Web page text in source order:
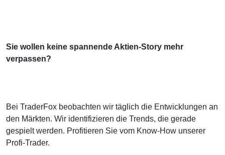
Sie wollen keine spannende Aktien-Story mehr
verpassen?
Bei TraderFox beobachten wir täglich die Entwicklungen an
den Märkten. Wir identifizieren die Trends, die gerade
gespielt werden. Profitieren Sie vom Know-How unserer
Profi-Trader.